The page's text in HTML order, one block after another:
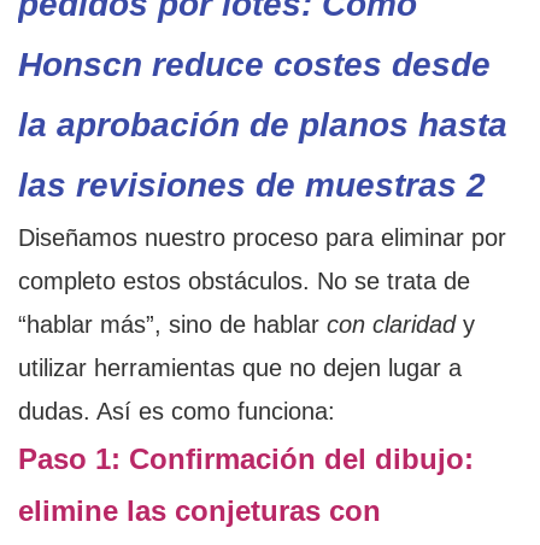
Diseñamos nuestro proceso para eliminar por
completo estos obstáculos. No se trata de
“hablar más”, sino de hablar con claridady
utilizar herramientas que no dejen lugar a
dudas. Así es como funciona:
Paso 1: Confirmación del dibujo:
elimine las conjeturas con